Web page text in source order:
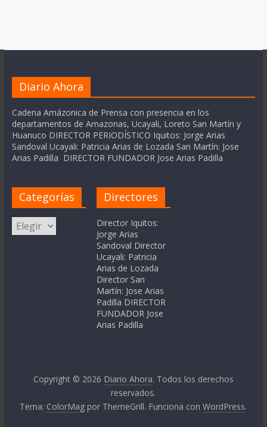
Diario Ahora
Cadena Amázonica de Prensa con presencia en los
departamentos de Amazonas, Ucayali, Loreto San Martín y
Huanuco DIRECTOR PERIODÍSTICO Iquitos: Jorge Arias
Sandoval Ucayali: Patricia Arias de Lozada San Martín: Jose
Arias Padilla DIRECTOR FUNDADOR Jose Arias Padilla
Categorías
Categorías
Directores
Director Iquitos:
Jorge Arias
Sandoval Director
Ucayali: Patricia
Arias de Lozada
Director San
Martín: Jose Arias
Padilla DIRECTOR
FUNDADOR Jose
Arias Padilla
Copyright © 2026 Diario Ahora. Todos los derechos
reservados.
Tema: ColorMag por ThemeGrill. Funciona conWordPress.